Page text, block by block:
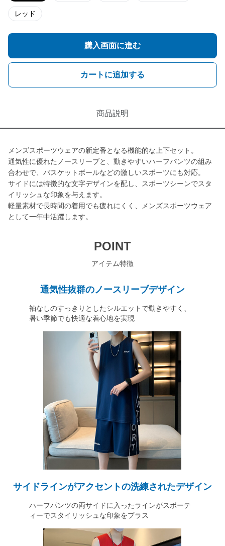
レッド
購入画面に進む
カートに追加する
商品説明
メンズスポーツウェアの新定番となる機能的な上下セット。
通気性に優れたノースリーブと、動きやすいハーフパンツの組み
合わせで、バスケットボールなどの激しいスポーツにも対応。
サイドには特徴的な文字デザインを配し、スポーツシーンでスタ
イリッシュな印象を与えます。
軽量素材で長時間の着用でも疲れにくく、メンズスポーツウェア
として一年中活躍します。
POINT
アイテム特徴
通気性抜群のノースリーブデザイン
袖なしのすっきりとしたシルエットで動きやすく、
暑い季節でも快適な着心地を実現
サイドラインがアクセントの洗練されたデザイン
ハーフパンツの両サイドに入ったラインがスポーテ
ィーでスタイリッシュな印象をプラス